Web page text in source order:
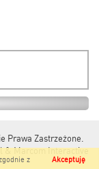
Akceptuję
z
Prawa Zastrzeżone.
&Marcom Interactive